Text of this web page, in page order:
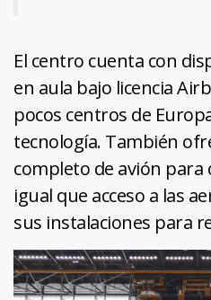
El centro cuenta con
en aula bajo licencia
pocos centros de
tecnología. También
completo de avión para
igual que acceso a las
sus instalaciones para